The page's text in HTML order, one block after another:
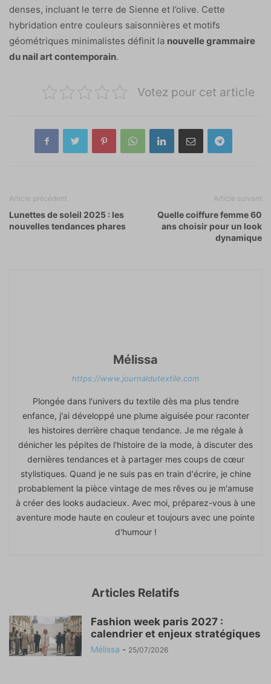
denses, incluant le terre de Sienne et l’olive. Cette
hybridation entre couleurs saisonnières et motifs
géométriques minimalistes définit la nouvelle grammaire
du nail art contemporain.
Votez pour cet article
Article précédent
Lunettes de soleil 2025 : les
nouvelles tendances phares
Article suivant
Quelle coiffure femme 60
ans choisir pour un look
dynamique
Mélissa
https://www.journaldutextile.com
Plongée dans l'univers du textile dès ma plus tendre
enfance, j'ai développé une plume aiguisée pour raconter
les histoires derrière chaque tendance. Je me régale à
dénicher les pépites de l'histoire de la mode, à discuter des
dernières tendances et à partager mes coups de cœur
stylistiques. Quand je ne suis pas en train d'écrire, je chine
probablement la pièce vintage de mes rêves ou je m'amuse
à créer des looks audacieux. Avec moi, préparez-vous à une
aventure mode haute en couleur et toujours avec une pointe
d'humour !
Articles Relatifs
Fashion week paris 2027 :
calendrier et enjeux stratégiques
Mélissa - 25/07/2026